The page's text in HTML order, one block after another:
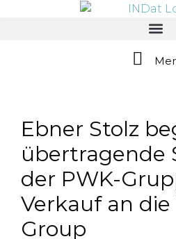
Ebner Stolz
übertragende
der PWK-
Verkauf an
Group